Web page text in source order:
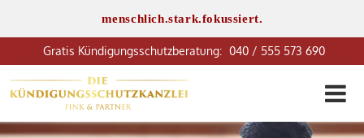
menschlich.stark.fokussiert.
040 / 555 573 690